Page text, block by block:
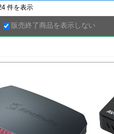
件を表示
販売終了商品を表示しない